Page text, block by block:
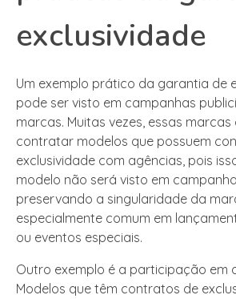
exclusividade
Um exemplo prático da garantia de
pode ser visto em campanhas
marcas. Muitas vezes, essas
contratar modelos que possuem
exclusividade com agências, pois
modelo não será visto em
preservando a singularidade da
especialmente comum em
ou eventos especiais.
Outro exemplo é a participação em
Modelos que têm contratos de